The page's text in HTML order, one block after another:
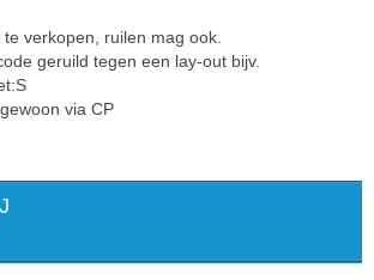
verkopen, ruilen mag ook.
geruild tegen een lay-out bijv.
via CP